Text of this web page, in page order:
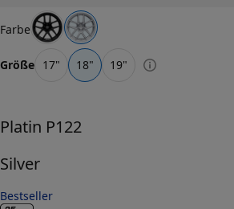
Farbe
Größe 17" 18" 19"
Platin P122
Silver
Bestseller